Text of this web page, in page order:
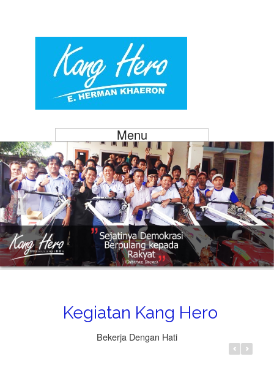
Menu
Kegiatan Kang Hero
Bekerja Dengan Hati
Kang Hero Raih